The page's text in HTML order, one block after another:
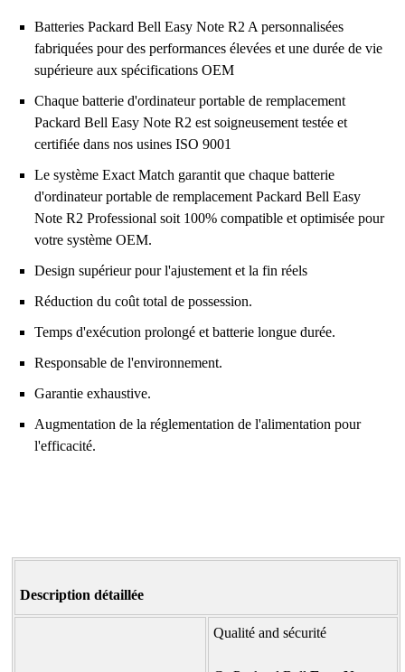
Batteries Packard Bell Easy Note R2 A personnalisées
fabriquées pour des performances élevées et une durée de vie
supérieure aux spécifications OEM
Chaque batterie d'ordinateur portable de remplacement
Packard Bell Easy Note R2 est soigneusement testée et
certifiée dans nos usines ISO 9001
Le système Exact Match garantit que chaque batterie
d'ordinateur portable de remplacement Packard Bell Easy
Note R2 Professional soit 100% compatible et optimisée pour
votre système OEM.
Design supérieur pour l'ajustement et la fin réels
Réduction du coût total de possession.
Temps d'exécution prolongé et batterie longue durée.
Responsable de l'environnement.
Garantie exhaustive.
Augmentation de la réglementation de l'alimentation pour
l'efficacité.
Description détaillée
Qualité and sécurité